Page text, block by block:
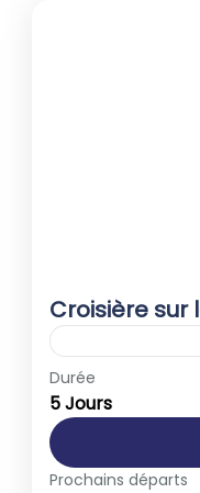
Croisière sur
Allemagne
1-40 People
Durée
5 Jours
Prochains départs